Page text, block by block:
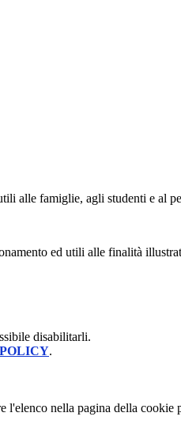
alle famiglie, agli studenti e al
ed utili alle finalità
disabilitarli.
.
l'elenco nella pagina della cookie